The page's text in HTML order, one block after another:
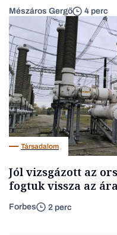
Mészáros Gergő 4 perc
Társadalom
Jól vizsgázott az
fogtuk vissza az
Forbes 2 perc